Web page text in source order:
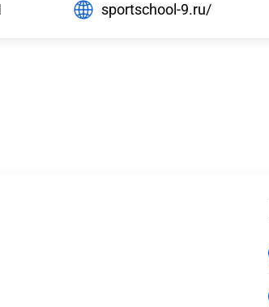
sportschool-9.ru/